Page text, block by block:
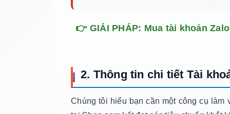
👉 GIẢI PHÁP: Mua tài khoản
2. Thông tin chi tiết Tài
Chúng tôi hiểu bạn cần một công cụ